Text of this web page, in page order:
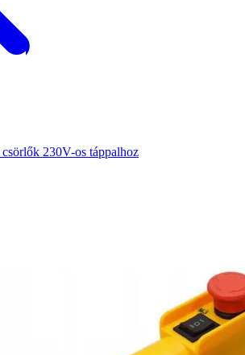
230V-os táppalhoz